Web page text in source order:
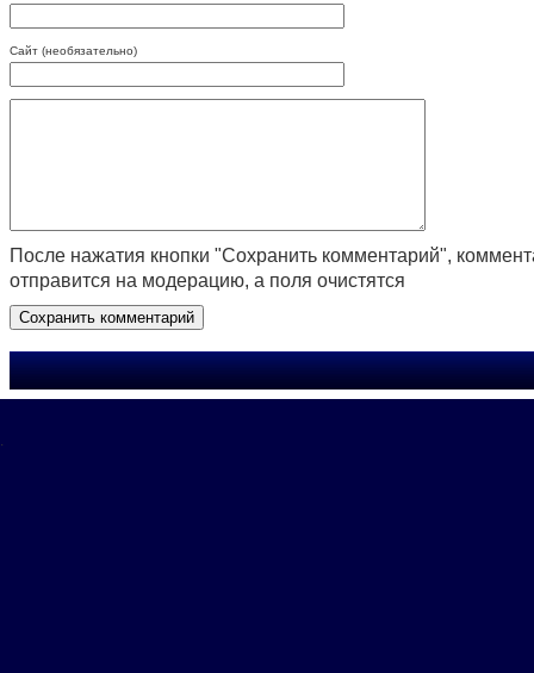
Сайт (необязательно)
После нажатия кнопки "Сохранить комментарий",
отправится на модерацию, а поля очистятся
.